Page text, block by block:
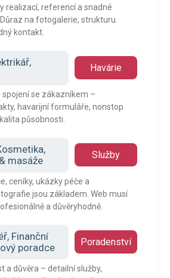
realizací, referencí a snadné
na fotogalerie, strukturu
kontakt.
Havárie
spojení se zákazníkem –
havarijní formuláře, nonstop
působnosti.
masáže
Služby
ceníky, ukázky péče a
jsou základem. Web musí
a důvěryhodně.
Finanční
poradce
Poradenství
a důvěra – detailní služby,